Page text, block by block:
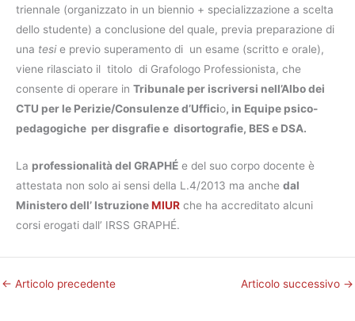
triennale (organizzato in un biennio + specializzazione a scelta
dello studente) a conclusione del quale, previa preparazione di
una tesie previo superamento di un esame (scritto e orale),
viene rilasciato il titolo di Grafologo Professionista, che
consente di operare in Tribunale per iscriversi nell’Albo dei
CTU per le Perizie/Consulenze d’Ufficio, in Equipe psico-
pedagogiche per disgrafie e disortografie, BES e DSA.
La professionalità del GRAPHÉ e del suo corpo docente è
attestata non solo ai sensi della L.4/2013 ma anche dal
Ministero dell’ IstruzioneMIUR che ha accreditato alcuni
corsi erogati dall’ IRSS GRAPHÉ.
← Articolo precedente Articolo successivo →